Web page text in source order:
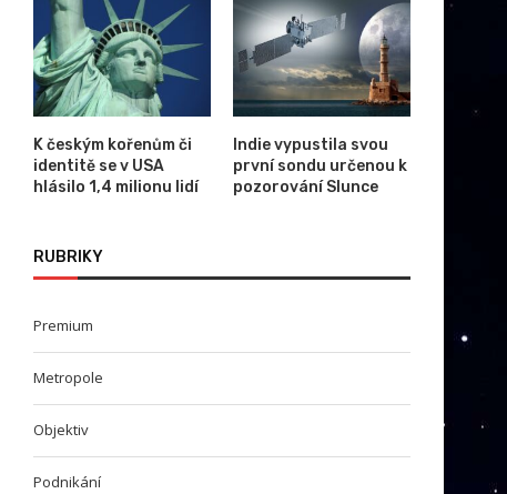
Konec doby plastové: Proč v roce
2026 dáváme...
Ochrana vašeho zvířete i
rozpočtu při online
K českým kořenům či
identitě se v USA
hlásilo 1,4 milionu lidí
Indie vypustila svou
první sondu určenou k
pozorování Slunce
RUBRIKY
Premium
Metropole
Objektiv
Podnikání